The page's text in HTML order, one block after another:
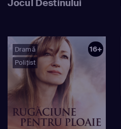
Jocul Destinului
Dramă
Polițist
16+